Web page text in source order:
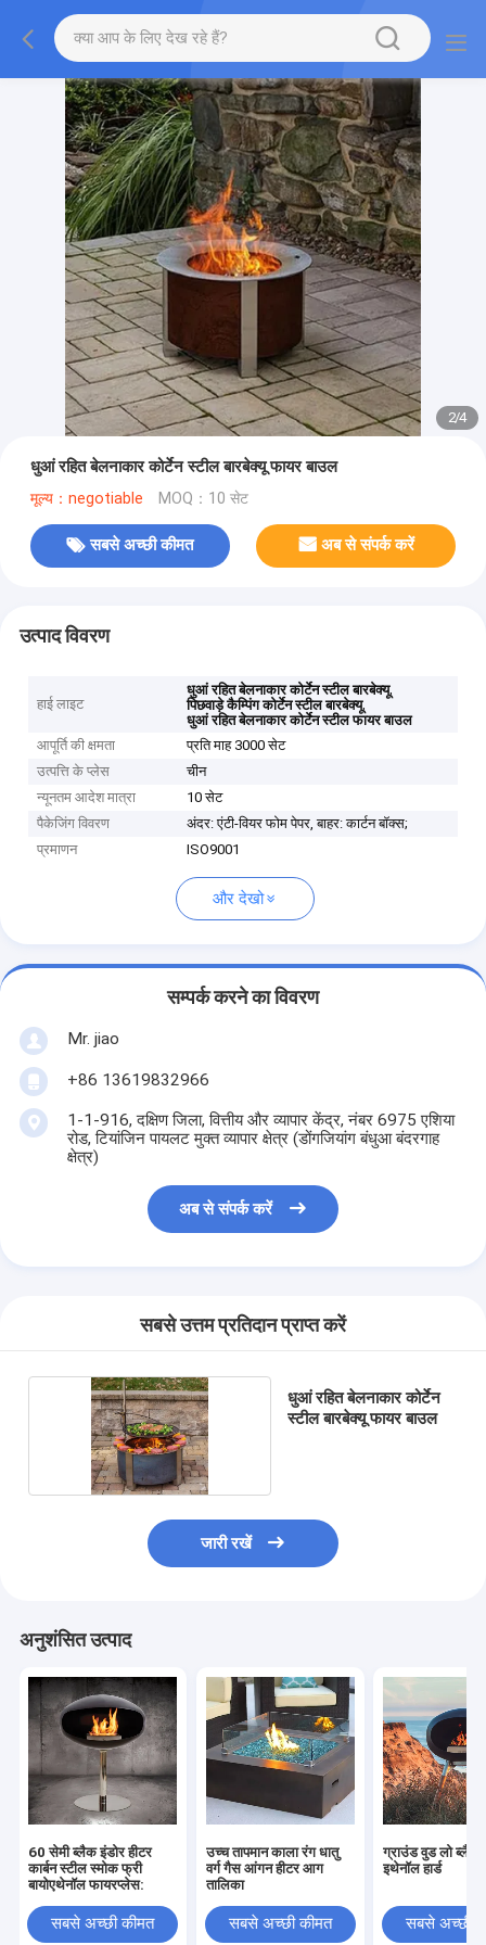
2/4
धुआं रहित बेलनाकार कोर्टेन स्टील बारबेक्यू फायर बाउल
मूल्य：negotiable MOQ：10 सेट
सबसे अच्छी कीमत अब से संपर्क करें
उत्पाद विवरण
हाई लाइट
धुआं रहित बेलनाकार कोर्टेन स्टील बारबेक्यू,
पिछवाड़े कैम्पिंग कोर्टेन स्टील बारबेक्यू,
धुआं रहित बेलनाकार कोर्टेन स्टील फायर बाउल
आपूर्ति की क्षमता
प्रति माह 3000 सेट
उत्पत्ति के प्लेस
चीन
न्यूनतम आदेश मात्रा
10 सेट
पैकेजिंग विवरण
अंदर: एंटी-वियर फोम पेपर, बाहर: कार्टन बॉक्स;
प्रमाणन
ISO9001
और देखो
सम्पर्क करने का विवरण
Mr. jiao
+86 13619832966
1-1-916, दक्षिण जिला, वित्तीय और व्यापार केंद्र, नंबर 6975 एशिया
रोड, टियांजिन पायलट मुक्त व्यापार क्षेत्र (डोंगजियांग बंधुआ बंदरगाह
क्षेत्र)
अब से संपर्क करें
सबसे उत्तम प्रतिदान प्राप्त करें
धुआं रहित बेलनाकार कोर्टेन
स्टील बारबेक्यू फायर बाउल
जारी रखें
अनुशंसित उत्पाद
60 सेमी ब्लैक इंडोर हीटर
कार्बन स्टील स्मोक फ्री
बायोएथेनॉल फायरप्लेस:
सबसे अच्छी कीमत
उच्च तापमान काला रंग धातु
वर्ग गैस आंगन हीटर आग
तालिका
सबसे अच्छी कीमत
ग्राउंड वुड लो ब्लैक
इथेनॉल हार्ड
सबसे अच्छी